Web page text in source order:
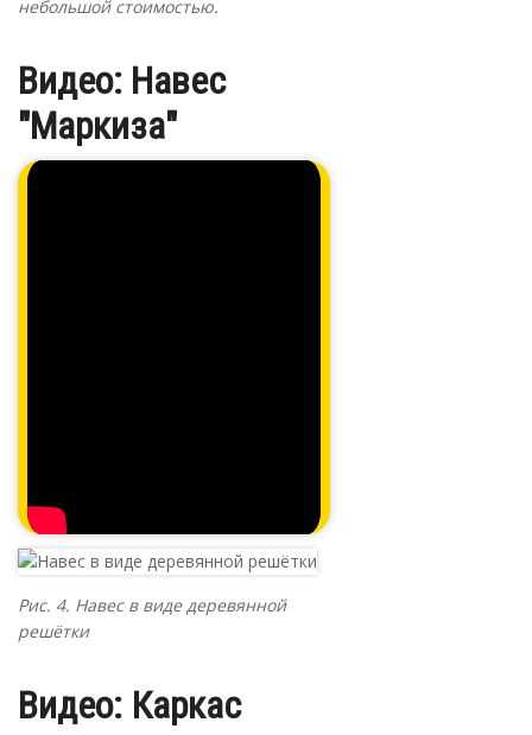
небольшой стоимостью.
Видео: Навес
"Маркиза"
Рис. 4. Навес в виде деревянной
решётки
Видео: Каркас